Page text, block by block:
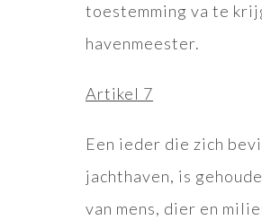
toestemming va te
havenmeester.
Artikel 7
Een ieder die zich
jachthaven, is
van mens, dier en